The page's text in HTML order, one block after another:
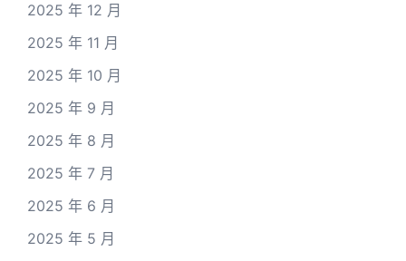
2025 年 12 月
2025 年 11 月
2025 年 10 月
2025 年 9 月
2025 年 8 月
2025 年 7 月
2025 年 6 月
2025 年 5 月